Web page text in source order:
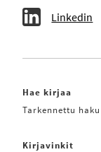
Linkedin
Hae kirjaa
Tarkennettu haku
Kirjavinkit